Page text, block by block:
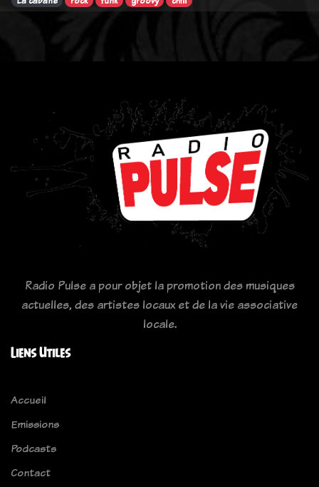
Radio Pulse a pour objet la promotion des musiques
actuelles, des artistes locaux et de la vie associative
locale.
Liens Utiles
Accueil
Emissions
Podcasts
Contact